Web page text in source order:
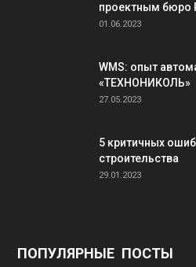
проектным бюро
01.06.2023
WMS: опыт
«ТЕХНОНИКОЛЬ»
27.05.2023
5 критичных
строительства
29.01.2023
ПОПУЛЯРНЫЕ ПОСТЫ